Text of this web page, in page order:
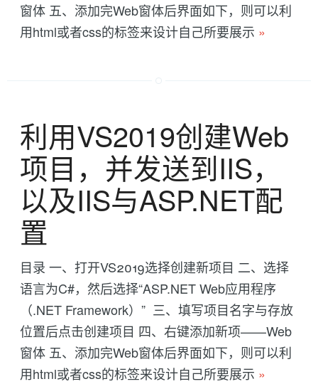
窗体 五、添加完Web窗体后界面如下，则可以利
用html或者css的标签来设计自己所要展示 »
利用VS2019创建Web
项目，并发送到IIS，
以及IIS与ASP.NET配
置
目录 一、打开VS2019选择创建新项目 二、选择
语言为C#，然后选择“ASP.NET Web应用程序
（.NET Framework）” 三、填写项目名字与存放
位置后点击创建项目 四、右键添加新项——Web
窗体 五、添加完Web窗体后界面如下，则可以利
用html或者css的标签来设计自己所要展示 »